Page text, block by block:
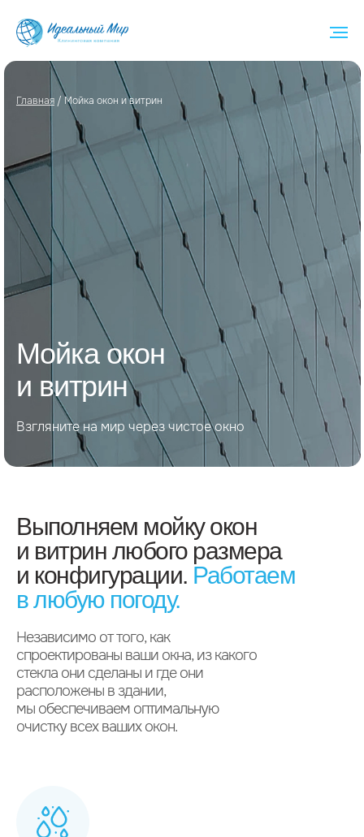
Мойка окон
и витрин
Взгляните на мир через чистое окно
Глав ная / Мойка окон и витрин
Выполняем мойку окон
и витрин любого размера
и конфигурации. Работаем
в любую погоду.
Независимо от того, как
спроектированы ваши окна, из какого
стекла они сделаны и где они
расположены в здании,
мы обеспечиваем оптимальную
очистку всех ваших окон.